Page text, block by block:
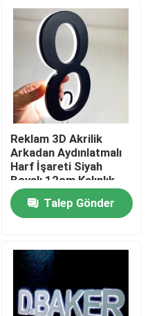
Reklam 3D Akrilik
Arkadan Aydınlatmalı
Harf İşareti Siyah
Boyalı 12cm Kalınlık
Talep Gönder